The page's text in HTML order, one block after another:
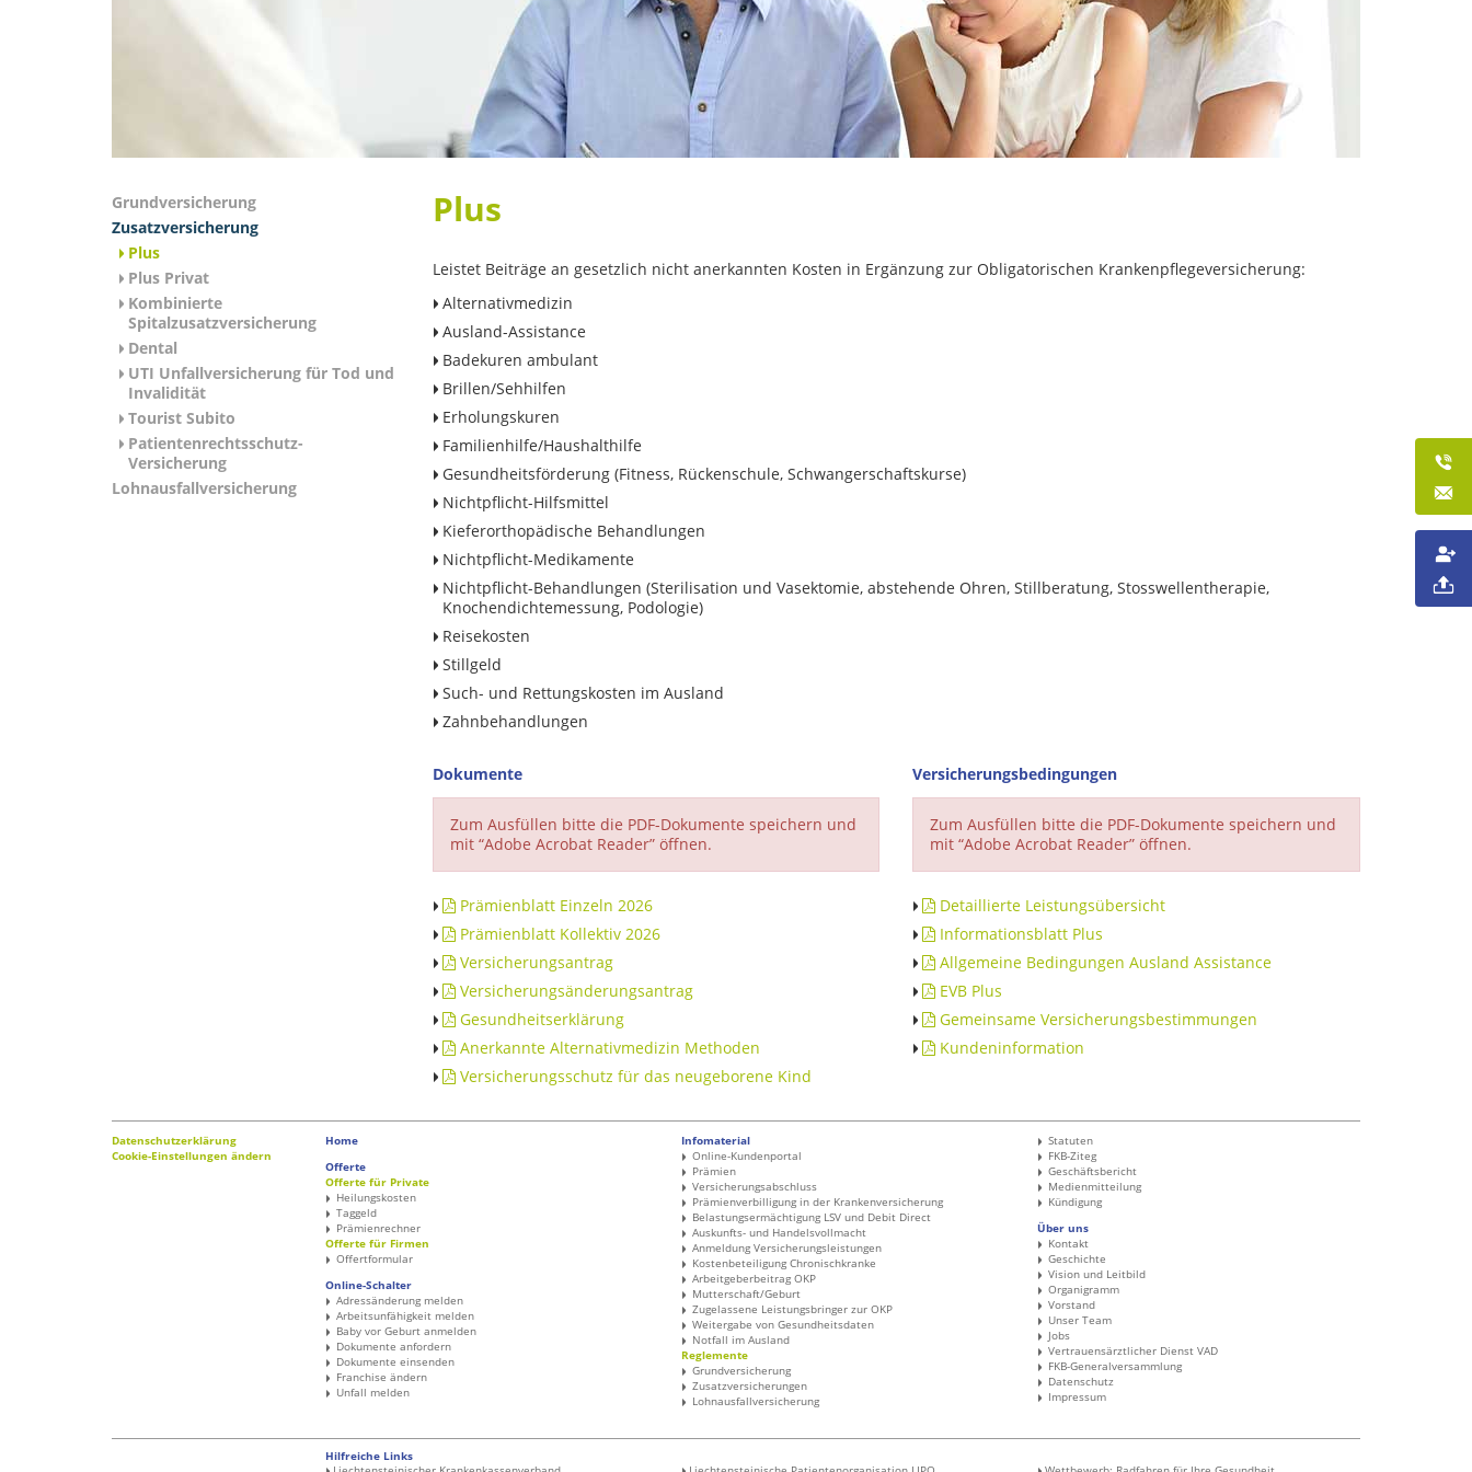
Grundversicherung
Zusatzversicherung
Plus
Plus Privat
Kombinierte
Spitalzusatzversicherung
Dental
UTI Unfallversicherung für Tod und
Invalidität
Tourist Subito
Patientenrechtsschutz-
Versicherung
Lohnausfallversicherung
Plus
Leistet Beiträge an gesetzlich nicht anerkannten Kosten in Ergänzung zur Obligatorischen Krankenpflegeversicherung:
Alternativmedizin
Ausland-Assistance
Badekuren ambulant
Brillen/Sehhilfen
Erholungskuren
Familienhilfe/Haushalthilfe
Gesundheitsförderung (Fitness, Rückenschule, Schwangerschaftskurse)
Nichtpflicht-Hilfsmittel
Kieferorthopädische Behandlungen
Nichtpflicht-Medikamente
Nichtpflicht-Behandlungen (Sterilisation und Vasektomie, abstehende Ohren, Stillberatung, Stosswellentherapie,
Knochendichtemessung, Podologie)
Reisekosten
Stillgeld
Such- und Rettungskosten im Ausland
Zahnbehandlungen
Dokumente
Zum Ausfüllen bitte die PDF-Dokumente speichern und
mit “Adobe Acrobat Reader” öffnen.
Prämienblatt Einzeln 2026
Prämienblatt Kollektiv 2026
Versicherungsantrag
Versicherungsänderungsantrag
Gesundheitserklärung
Anerkannte Alternativmedizin Methoden
Versicherungsschutz für das neugeborene Kind
Versicherungsbedingungen
Zum Ausfüllen bitte die PDF-Dokumente speichern und
mit “Adobe Acrobat Reader” öffnen.
Detaillierte Leistungsübersicht
Informationsblatt Plus
Allgemeine Bedingungen Ausland Assistance
EVB Plus
Gemeinsame Versicherungsbestimmungen
Kundeninformation
Datenschutzerklärung
Cookie-Einstellungen ändern
Home
Offerte
Offerte für Private
Heilungskosten
Taggeld
Prämienrechner
Offerte für Firmen
Offertformular
Online-Schalter
Adressänderung melden
Arbeitsunfähigkeit melden
Baby vor Geburt anmelden
Dokumente anfordern
Dokumente einsenden
Franchise ändern
Unfall melden
Infomaterial
Online-Kundenportal
Prämien
Versicherungsabschluss
Prämienverbilligung in der Krankenversicherung
Belastungsermächtigung LSV und Debit Direct
Auskunfts- und Handelsvollmacht
Anmeldung Versicherungsleistungen
Kostenbeteiligung Chronischkranke
Arbeitgeberbeitrag OKP
Mutterschaft/Geburt
Zugelassene Leistungsbringer zur OKP
Weitergabe von Gesundheitsdaten
Notfall im Ausland
Reglemente
Grundversicherung
Zusatzversicherungen
Lohnausfallversicherung
Statuten
FKB-Ziteg
Geschäftsbericht
Medienmitteilung
Kündigung
Über uns
Kontakt
Geschichte
Vision und Leitbild
Organigramm
Vorstand
Unser Team
Jobs
Vertrauensärztlicher Dienst VAD
FKB-Generalversammlung
Datenschutz
Impressum
Hilfreiche Links